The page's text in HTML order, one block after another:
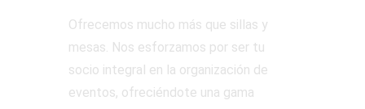
Ofrecemos mucho más que sillas y
mesas. Nos esforzamos por ser tu
socio integral en la organización de
eventos, ofreciéndote una gama